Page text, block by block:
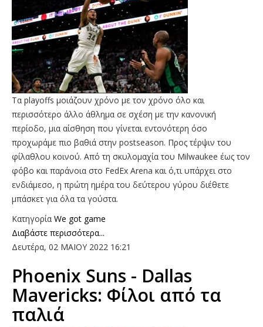
Τα playoffs μοιάζουν χρόνο με τον χρόνο όλο και
περισσότερο άλλο άθλημα σε σχέση με την κανονική
περίοδο, μια αίσθηση που γίνεται εντονότερη όσο
προχωράμε πιο βαθιά στην postseason. Προς τέρψιν του
φίλαθλου κοινού. Από τη σκυλομαχία του Milwaukee έως τον
φόβο και παράνοια στο FedEx Arena και ό,τι υπάρχει στο
ενδιάμεσο, η πρώτη ημέρα του δεύτερου γύρου διέθετε
μπάσκετ για όλα τα γούστα.
Κατηγορία We got game
Διαβάστε περισσότερα...
Δευτέρα, 02 ΜΑΙΟΥ 2022 16:21
Phoenix Suns - Dallas
Mavericks: Φίλοι από τα
παλιά